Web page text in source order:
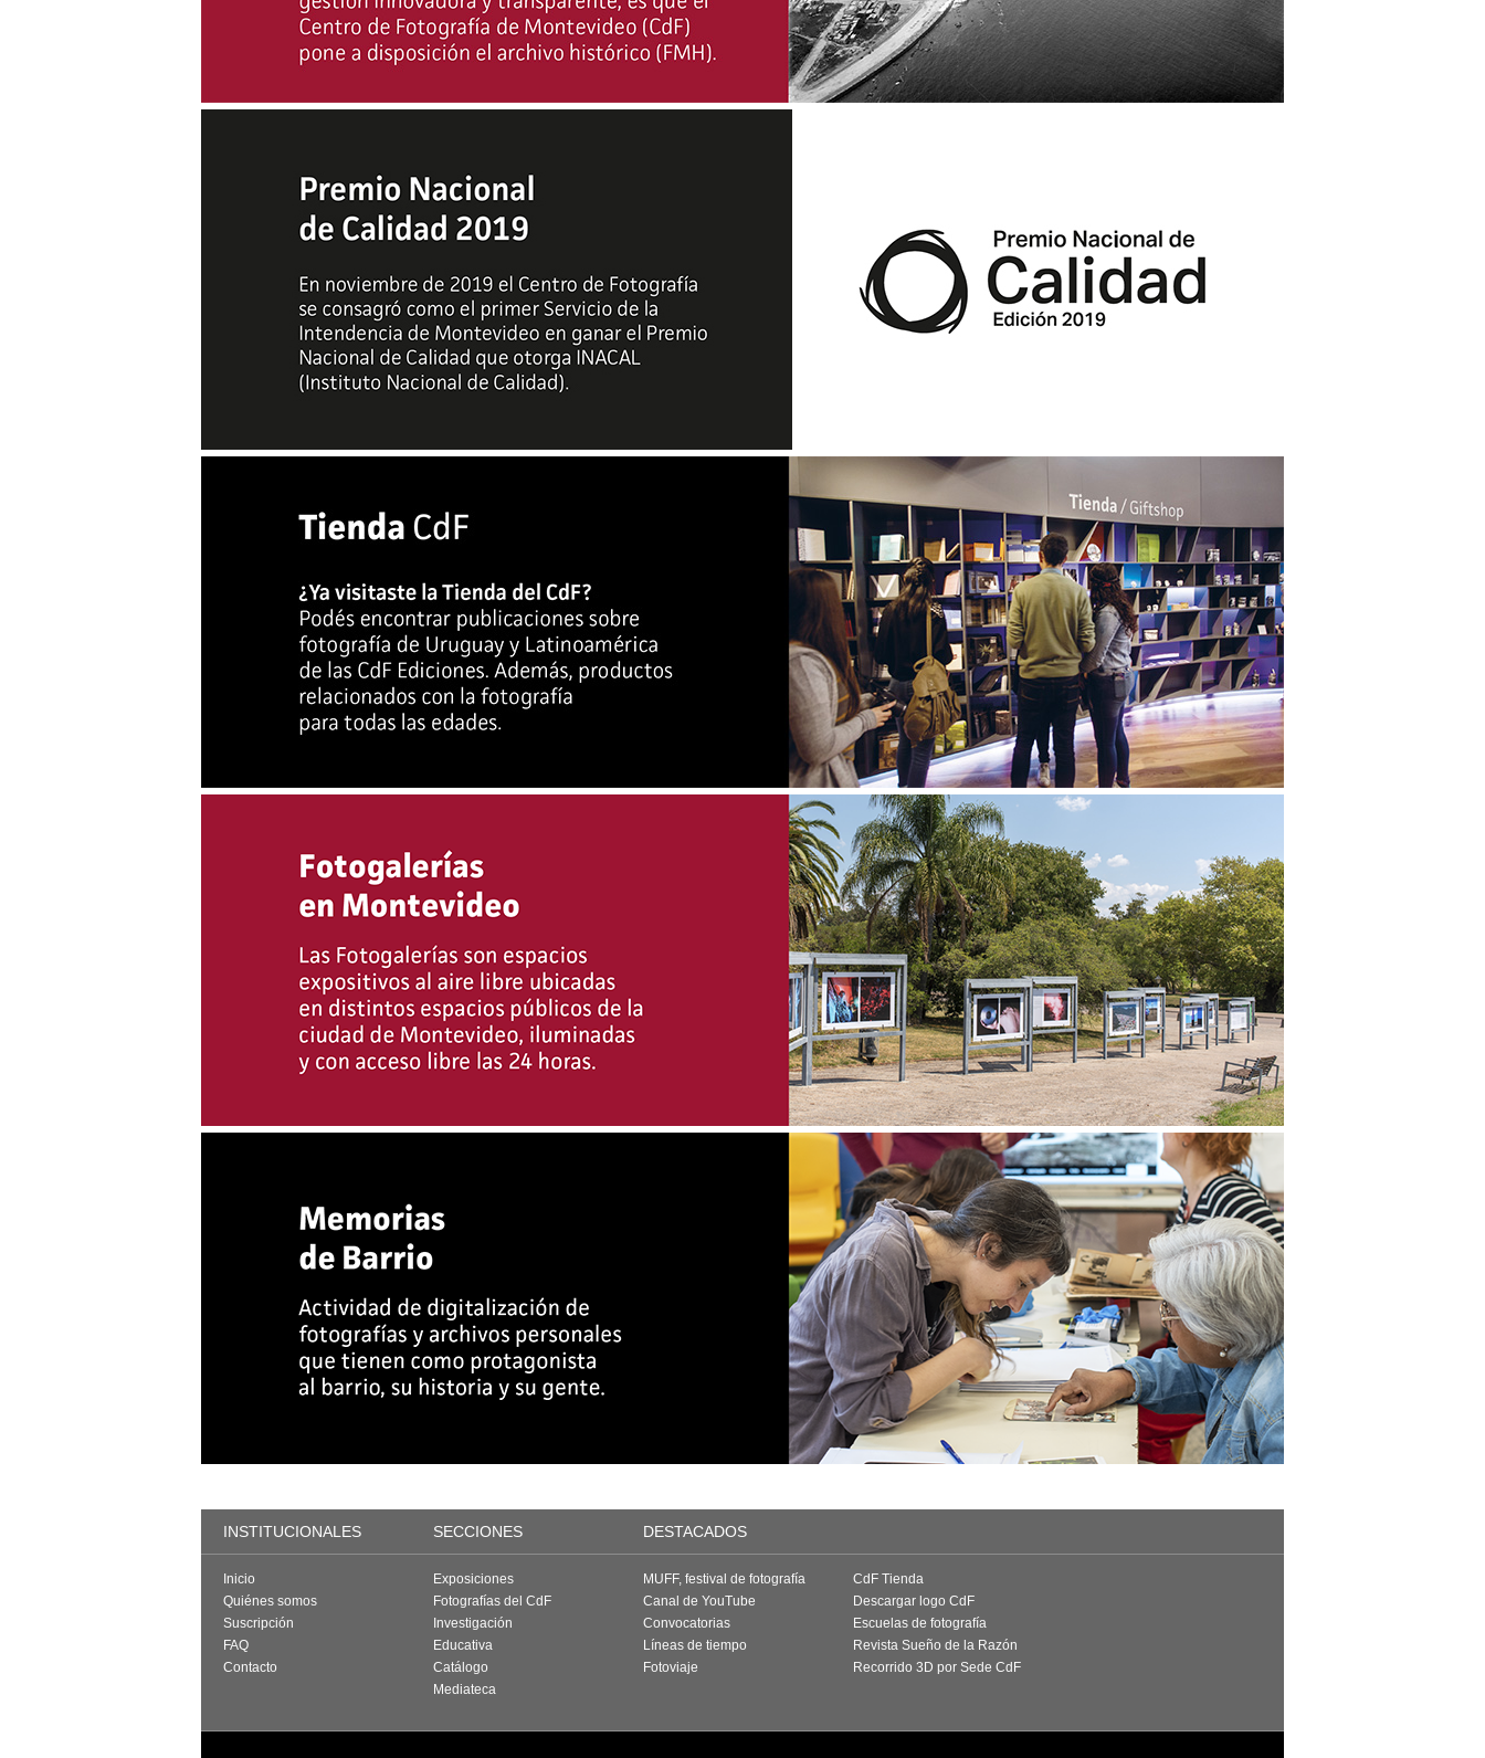
INSTITUCIONALES SECCIONES DESTACADOS
Inicio
Quiénes somos
Suscripción
FAQ
Contacto
Exposiciones
Fotografías del CdF
Investigación
Educativa
Catálogo
Mediateca
MUFF, festival de fotografía
Canal de YouTube
Convocatorias
Líneas de tiempo
Fotoviaje
CdF Tienda
Descargar logo CdF
Escuelas de fotografía
Revista Sueño de la Razón
Recorrido 3D por Sede CdF